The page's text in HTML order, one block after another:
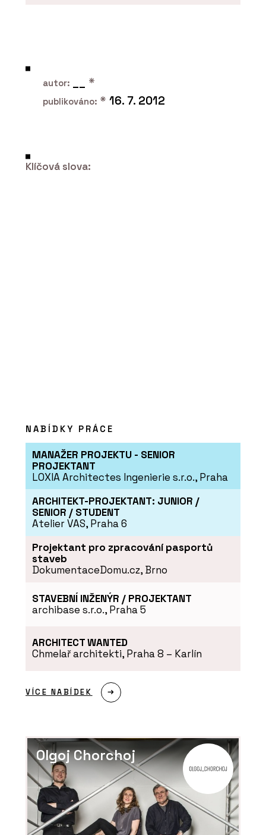
Koš Tubo - Urbania
PRODUKTY
Cyklostojan IKS - Urbania
Lavička Spirit - Urbania
PRODUKTY
Lavička Lany - Urbania
autor: *
publikováno: * 16. 7. 2012
Klíčová slova:
NABÍDKY PRÁCE
MANAŽER PROJEKTU - SENIOR
PROJEKTANT
LOXIA Architectes Ingenierie s.r.o., Praha
ARCHITEKT-PROJEKTANT: JUNIOR /
SENIOR / STUDENT
Atelier VAS, Praha 6
Projektant pro zpracování pasportů
staveb
DokumentaceDomu.cz, Brno
STAVEBNÍ INŽENÝR / PROJEKTANT
archibase s.r.o., Praha 5
ARCHITECT WANTED
Chmelař architekti, Praha 8 – Karlín
VÍCE NABÍDEK
Olgoj Chorchoj